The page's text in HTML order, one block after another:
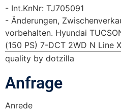
Int.KnNr: TJ705091
Änderungen,
vorbehalten. Hyundai
(150 PS) 7-DCT 2WD N Line
quality by dotzilla
Anfrage
Anrede